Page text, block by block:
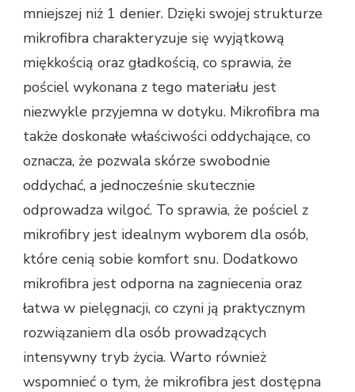
mniejszej niż 1 denier. Dzięki swojej strukturze
mikrofibra charakteryzuje się wyjątkową
miękkością oraz gładkością, co sprawia, że
pościel wykonana z tego materiału jest
niezwykle przyjemna w dotyku. Mikrofibra ma
także doskonałe właściwości oddychające, co
oznacza, że pozwala skórze swobodnie
oddychać, a jednocześnie skutecznie
odprowadza wilgoć. To sprawia, że pościel z
mikrofibry jest idealnym wyborem dla osób,
które cenią sobie komfort snu. Dodatkowo
mikrofibra jest odporna na zagniecenia oraz
łatwa w pielęgnacji, co czyni ją praktycznym
rozwiązaniem dla osób prowadzących
intensywny tryb życia. Warto również
wspomnieć o tym, że mikrofibra jest dostępna